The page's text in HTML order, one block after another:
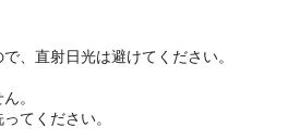
、直射日光は避けてください。
。
てください。